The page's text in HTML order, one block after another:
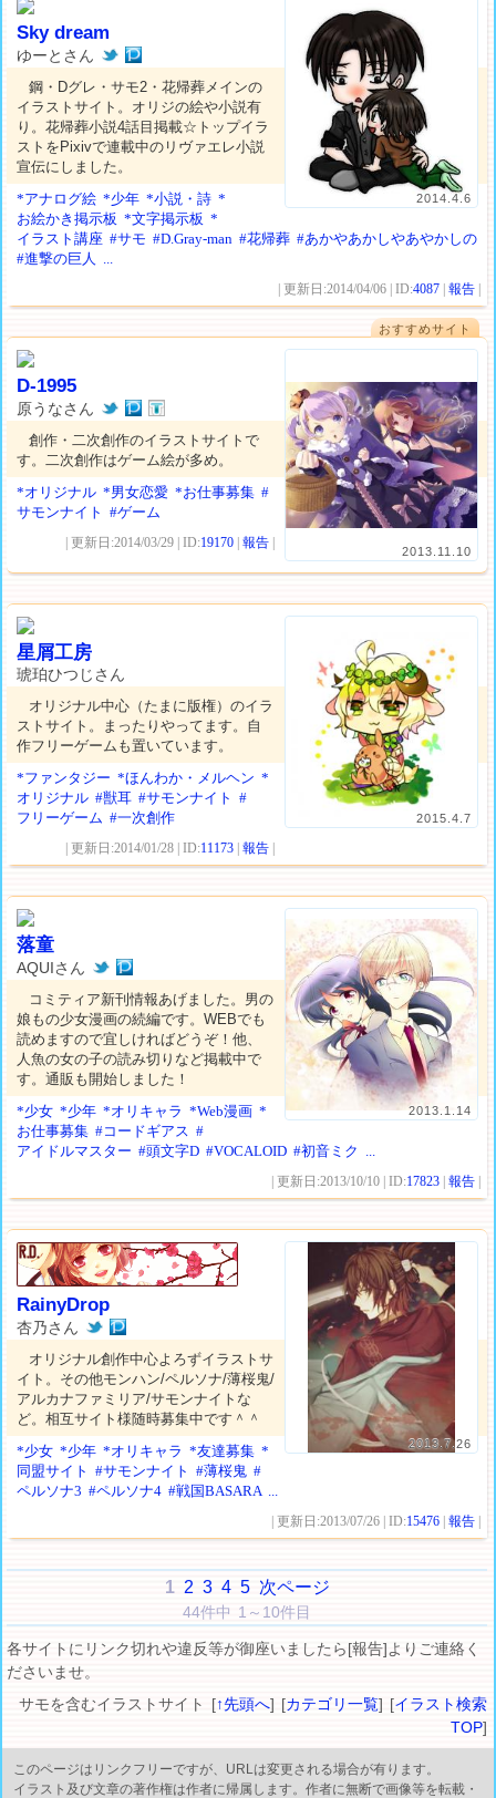
2014.4.6
Sky dream
ゆーとさん
鋼・Dグレ・サモ2・花帰葬メインの
イラストサイト。オリジの絵や小説有
り。花帰葬小説4話目掲載☆トップイラ
ストをPixivで連載中のリヴァエレ小説
宣伝にしました。
*アナログ絵 *少年 *小説・詩 *
お絵かき掲示板 *文字掲示板 *
イラスト講座 #サモ #D.Gray-man #花帰葬 #あかやあかしやあやかしの
#進撃の巨人 ...
| 更新日:2014/04/06 | ID:4087 |報告
おすすめサイト
2013.11.10
D-1995
原うなさん
創作・二次創作のイラストサイトで
す。二次創作はゲーム絵が多め。
*オリジナル *男女恋愛 *お仕事募集 #
サモンナイト
#ゲーム
| 更新日:2014/03/29 | ID:19170 |報告
2015.4.7
星屑工房
琥珀ひつじさん
オリジナル中心（たまに版権）のイラ
ストサイト。まったりやってます。自
作フリーゲームも置いています。
*ファンタジー *ほんわか・メルヘン *
オリジナル #獣耳 #サモンナイト
#
フリーゲーム #一次創作
| 更新日:2014/01/28 | ID:11173 |報告
2013.1.14
落童
AQUIさん
コミティア新刊情報あげました。男の
娘もの少女漫画の続編です。WEBでも
読めますので宜しければどうぞ！他、
人魚の女の子の読み切りなど掲載中で
す。通販も開始しました！
*少女 *少年 *オリキャラ *Web漫画 *
お仕事募集 #コードギアス #
アイドルマスター #頭文字D #VOCALOID #初音ミク ...
| 更新日:2013/10/10 | ID:17823 |報告
2013.7.26
RainyDrop
杏乃さん
オリジナル創作中心よろずイラストサ
イト。その他モンハン/ペルソナ/薄桜鬼/
アルカナファミリア/サモンナイトな
ど。相互サイト様随時募集中です＾＾
*少女 *少年 *オリキャラ *友達募集 *
同盟サイト
#サモンナイト #薄桜鬼 #
ペルソナ3 #ペルソナ4 #戦国BASARA ...
| 更新日:2013/07/26 | ID:15476 |報告
1 2 3 4 5 次ページ
44件中 1～10件目
各サイトにリンク切れや違反等が御座いましたら[報告]よりご連絡く
ださいませ。
サモを含むイラストサイト [↑先頭へ] [カテゴリ一覧] [イラスト検索
TOP]
このページはリンクフリーですが、URLは変更される場合が有ります。
イラスト及び文章の著作権は作者に帰属します。作者に無断で画像等を転載・